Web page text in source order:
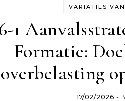
VARIATIES
1
Formatie:
overbelasting
17/02/2026 -